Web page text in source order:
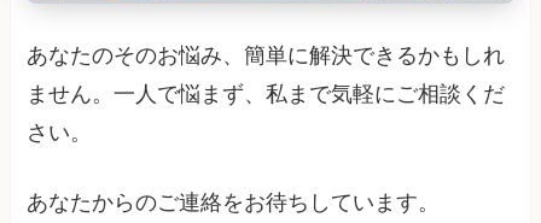
あなたのそのお悩み、簡単に解決できるかもしれ
ません。一人で悩まず、私まで気軽にご相談くだ
さい。
あなたからのご連絡をお待ちしています。